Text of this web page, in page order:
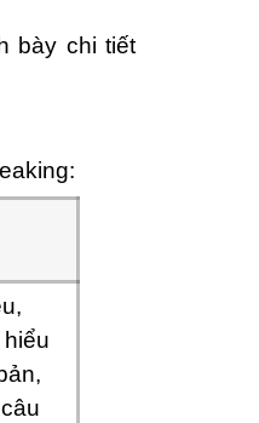
bày chi tiết